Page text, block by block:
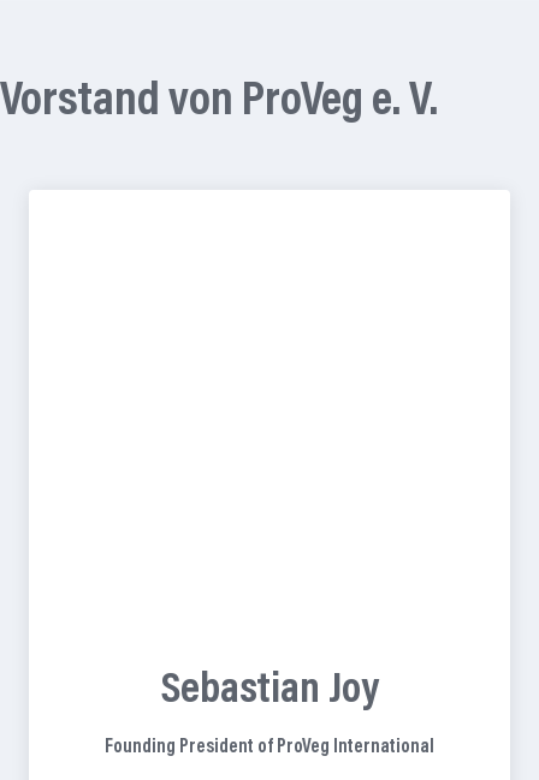
Vorstand von ProVeg e. V.
Sebastian Joy
Founding President of ProVeg International